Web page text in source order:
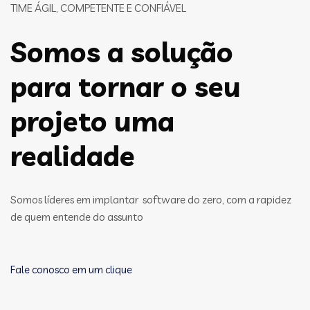
TIME ÁGIL, COMPETENTE E CONFIÁVEL
Somos a solução
para tornar o seu
projeto uma
realidade
Somos líderes em implantar software do zero, com a rapidez
de quem entende do assunto
Fale conosco em um clique